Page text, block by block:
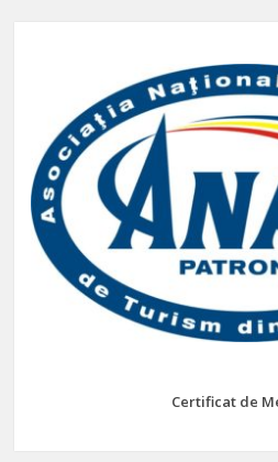
Certificat de